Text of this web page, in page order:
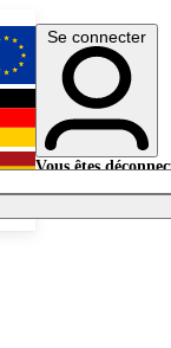
English
Deutsch
Se connecter
Vous êtes